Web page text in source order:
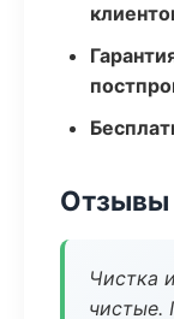
Отзывы
Чистка
чистые.